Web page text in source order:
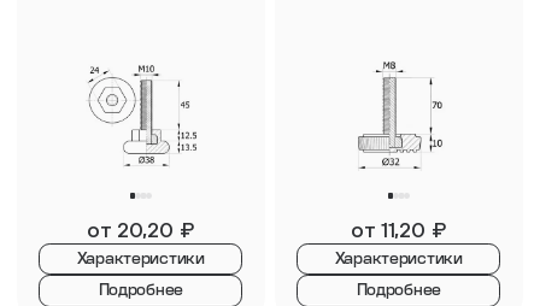
от 20,20 ₽
Характеристики
Подробнее
от 11,20 ₽
Характеристики
Подробнее